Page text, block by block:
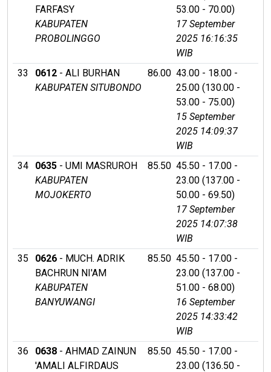
FARFASY
KABUPATEN
PROBOLINGGO
53.00 - 70.00)
17 September
2025 16:16:35
WIB
33
0612 - ALI BURHAN
KABUPATEN SITUBONDO
86.00 43.00 - 18.00 -
25.00 (130.00 -
53.00 - 75.00)
15 September
2025 14:09:37
WIB
34
0635 - UMI MASRUROH
KABUPATEN
MOJOKERTO
85.50 45.50 - 17.00 -
23.00 (137.00 -
50.00 - 69.50)
17 September
2025 14:07:38
WIB
35
0626 - MUCH. ADRIK
BACHRUN NI'AM
KABUPATEN
BANYUWANGI
85.50 45.50 - 17.00 -
23.00 (137.00 -
51.00 - 68.00)
16 September
2025 14:33:42
WIB
36
0638 - AHMAD ZAINUN
'AMALI ALFIRDAUS
85.50 45.50 - 17.00 -
23.00 (136.50 -